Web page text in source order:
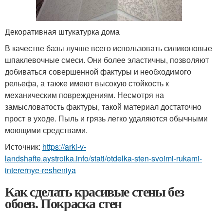
Декоративная штукатурка дома
В качестве базы лучше всего использовать силиконовые
шпаклевочные смеси. Они более эластичны, позволяют
добиваться совершенной фактуры и необходимого
рельефа, а также имеют высокую стойкость к
механическим повреждениям. Несмотря на
замысловатость фактуры, такой материал достаточно
прост в уходе. Пыль и грязь легко удаляются обычными
моющими средствами.
Источник: https://arki-v-
landshafte.aystroika.info/stati/otdelka-sten-svoimi-rukami-
interernye-resheniya
Как сделать красивые стены без
обоев. Покраска стен